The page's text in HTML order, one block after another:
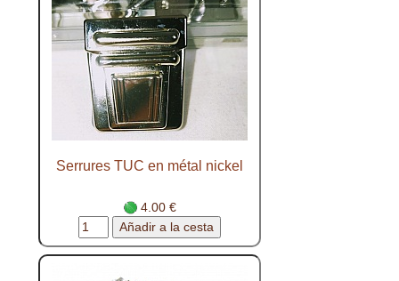
Serrures TUC en métal nickel
4.00 €